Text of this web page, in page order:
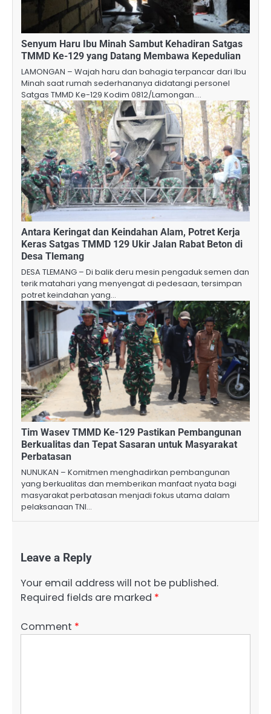
Senyum Haru Ibu Minah Sambut Kehadiran Satgas
TMMD Ke-129 yang Datang Membawa Kepedulian
LAMONGAN – Wajah haru dan bahagia terpancar dari Ibu
Minah saat rumah sederhananya didatangi personel
Satgas TMMD Ke-129 Kodim 0812/Lamongan.…
Antara Keringat dan Keindahan Alam, Potret Kerja
Keras Satgas TMMD 129 Ukir Jalan Rabat Beton di
Desa Tlemang
​DESA TLEMANG – Di balik deru mesin pengaduk semen dan
terik matahari yang menyengat di pedesaan, tersimpan
potret keindahan yang…
Tim Wasev TMMD Ke-129 Pastikan Pembangunan
Berkualitas dan Tepat Sasaran untuk Masyarakat
Perbatasan
NUNUKAN – Komitmen menghadirkan pembangunan
yang berkualitas dan memberikan manfaat nyata bagi
masyarakat perbatasan menjadi fokus utama dalam
pelaksanaan TNI…
Leave a Reply
Your email address will not be published.
Required fields are marked *
Comment *